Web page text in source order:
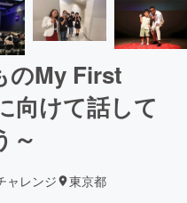
のMy First
けて話して
～
ャレンジ 東京都